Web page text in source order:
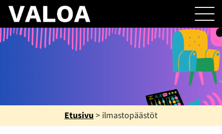
Etusivu > ilmastopäästöt